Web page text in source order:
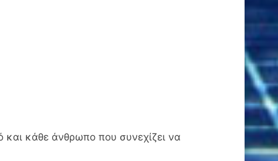
κάθε άνθρωπο που συνεχίζει να